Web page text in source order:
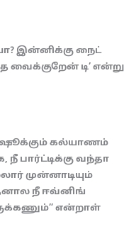
இன்னிக்கு நைட்
வைக்குறேன் டி’ என்று
கல்யாணம்
பார்ட்டிக்கு வந்தா
முன்னாடியும்
நீ ஈவ்னிங்
என்றாள்